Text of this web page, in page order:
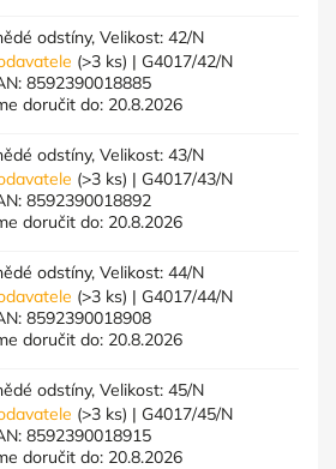
odstíny, Velikost: 42/N
(>3 ks) | G4017/42/N
8592390018885
doručit do: 20.8.2026
odstíny, Velikost: 43/N
(>3 ks) | G4017/43/N
8592390018892
doručit do: 20.8.2026
odstíny, Velikost: 44/N
(>3 ks) | G4017/44/N
8592390018908
doručit do: 20.8.2026
odstíny, Velikost: 45/N
(>3 ks) | G4017/45/N
8592390018915
doručit do: 20.8.2026